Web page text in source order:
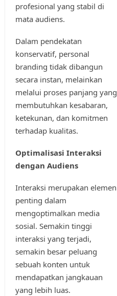
profesional yang stabil di
mata audiens.
Dalam pendekatan
konservatif, personal
branding tidak dibangun
secara instan, melainkan
melalui proses panjang yang
membutuhkan kesabaran,
ketekunan, dan komitmen
terhadap kualitas.
Optimalisasi Interaksi
dengan Audiens
Interaksi merupakan elemen
penting dalam
mengoptimalkan media
sosial. Semakin tinggi
interaksi yang terjadi,
semakin besar peluang
sebuah konten untuk
mendapatkan jangkauan
yang lebih luas.